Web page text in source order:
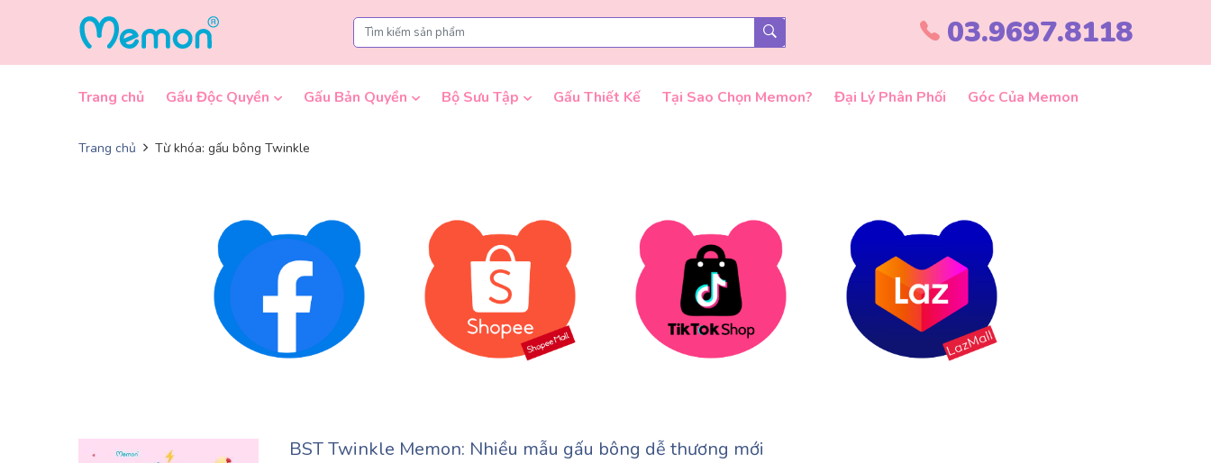
03.9697.8118
Trang chủ Gấu Độc Quyền Gấu Bản Quyền Bộ Sưu Tập Gấu Thiết Kế Tại Sao Chọn Memon? Đại Lý Phân Phối Góc Của Memon
Trang chủ Từ khóa: gấu bông Twinkle
BST Twinkle Memon: Nhiều mẫu gấu bông dễ thương mới